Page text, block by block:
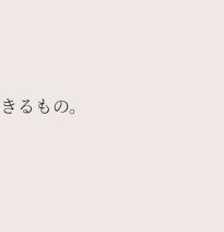
るもの。